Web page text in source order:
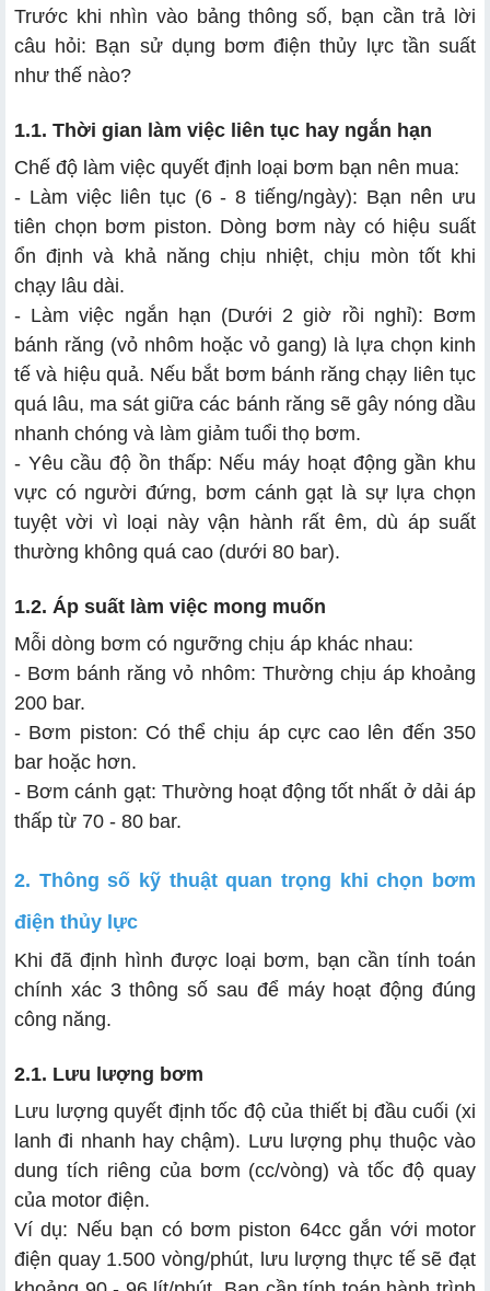
Trước khi nhìn vào bảng thông số, bạn cần trả lời
câu hỏi: Bạn sử dụng bơm điện thủy lực tần suất
như thế nào?
1.1. Thời gian làm việc liên tục hay ngắn hạn
Chế độ làm việc quyết định loại bơm bạn nên mua:
- Làm việc liên tục (6 - 8 tiếng/ngày): Bạn nên ưu
tiên chọn bơm piston. Dòng bơm này có hiệu suất
ổn định và khả năng chịu nhiệt, chịu mòn tốt khi
chạy lâu dài.
- Làm việc ngắn hạn (Dưới 2 giờ rồi nghỉ): Bơm
bánh răng (vỏ nhôm hoặc vỏ gang) là lựa chọn kinh
tế và hiệu quả. Nếu bắt bơm bánh răng chạy liên tục
quá lâu, ma sát giữa các bánh răng sẽ gây nóng dầu
nhanh chóng và làm giảm tuổi thọ bơm.
- Yêu cầu độ ồn thấp: Nếu máy hoạt động gần khu
vực có người đứng, bơm cánh gạt là sự lựa chọn
tuyệt vời vì loại này vận hành rất êm, dù áp suất
thường không quá cao (dưới 80 bar).
1.2. Áp suất làm việc mong muốn
Mỗi dòng bơm có ngưỡng chịu áp khác nhau:
- Bơm bánh răng vỏ nhôm: Thường chịu áp khoảng
200 bar.
- Bơm piston: Có thể chịu áp cực cao lên đến 350
bar hoặc hơn.
- Bơm cánh gạt: Thường hoạt động tốt nhất ở dải áp
thấp từ 70 - 80 bar.
2. Thông số kỹ thuật quan trọng khi chọn bơm
điện thủy lực
Khi đã định hình được loại bơm, bạn cần tính toán
chính xác 3 thông số sau để máy hoạt động đúng
công năng.
2.1. Lưu lượng bơm
Lưu lượng quyết định tốc độ của thiết bị đầu cuối (xi
lanh đi nhanh hay chậm). Lưu lượng phụ thuộc vào
dung tích riêng của bơm (cc/vòng) và tốc độ quay
của motor điện.
Ví dụ: Nếu bạn có bơm piston 64cc gắn với motor
điện quay 1.500 vòng/phút, lưu lượng thực tế sẽ đạt